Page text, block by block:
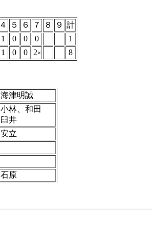
４ ５ ６ ７ ８ ９ 計
1 0 0 0
1
1 0 0 2× 8
海津明誠
小林、和田
臼井
安立
石原